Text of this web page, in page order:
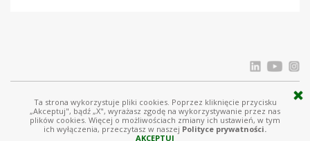
© Ostrowski i Wspólnicy |www.ostrowski.legal| Wszystkie prawa zastrzeżone
Licznik odwiedziń: 1554988
Ta strona wykorzystuje pliki cookies. Poprzez kliknięcie przycisku
„Akceptuj", bądź „X", wyrażasz zgodę na wykorzystywanie przez nas
plików cookies. Więcej o możliwościach zmiany ich ustawień, w tym
ich wyłączenia, przeczytasz w naszej Polityce prywatności.
AKCEPTUJ